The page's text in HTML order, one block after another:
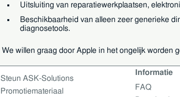
Uitsluiting van reparatiewerkplaatsen,
Beschikbaarheid van alleen zeer generieke
diagnosetools.
We willen graag door Apple in het ongelijk worden
Labels: Right to Repair Eigendom & Controle
Steun ASK-Solutions
Promotiemateriaal
Informatie
FAQ